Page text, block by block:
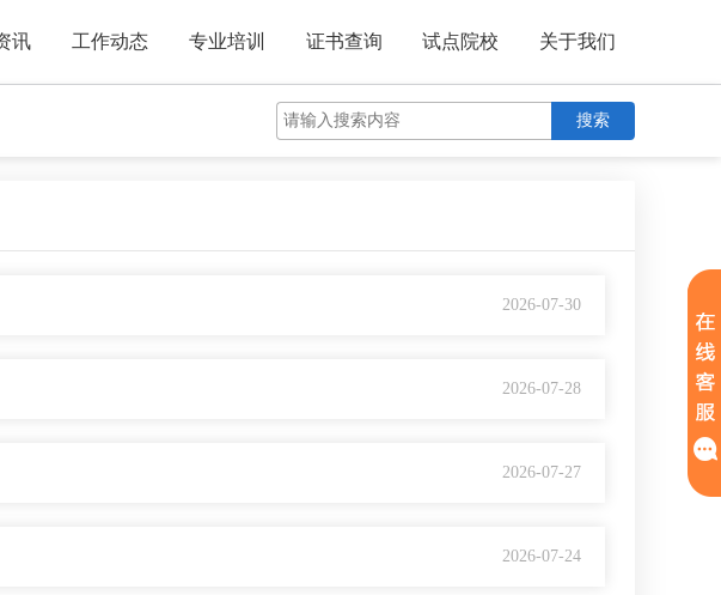
讯 工作动态 专业培训 证书查询 试点院校 关于我们
搜索
2026-07-30
2026-07-28
2026-07-27
2026-07-24